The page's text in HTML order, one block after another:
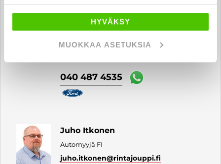
HYVÄKSY
MUOKKAA ASETUKSIA
hyötyajoneuvot FI | EN
@rintajouppi.fi
040 487 4535
Juho Itkonen
Automyyjä FI
juho.itkonen@rintajouppi.fi